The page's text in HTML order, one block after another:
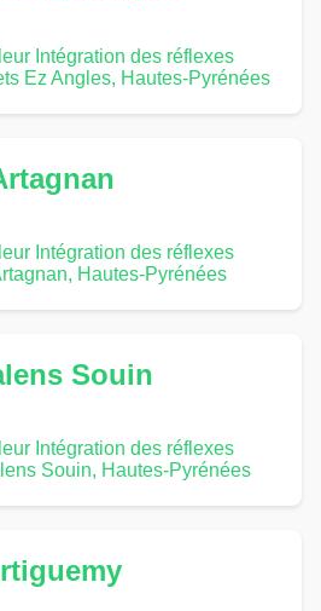
Intégration des réflexes
Ez Angles, Hautes-Pyrénées
Intégration des réflexes
Hautes-Pyrénées
Souin
Intégration des réflexes
Souin, Hautes-Pyrénées